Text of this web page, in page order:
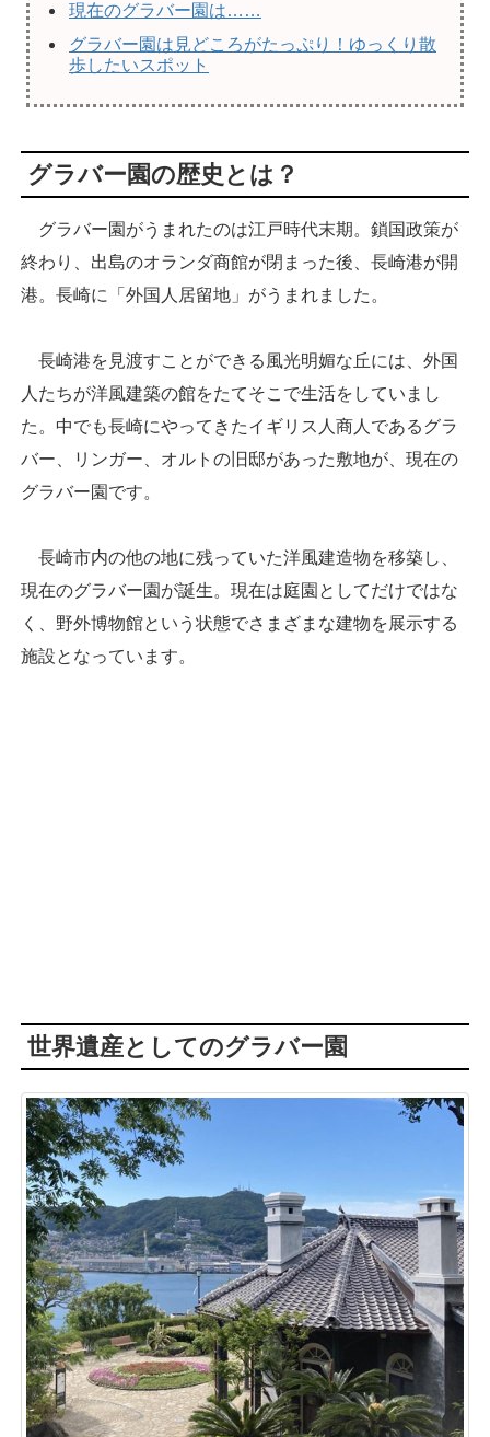
現在のグラバー園は……
グラバー園は見どころがたっぷり！ゆっくり散
歩したいスポット
グラバー園の歴史とは？
グラバー園がうまれたのは江戸時代末期。鎖国政策が
終わり、出島のオランダ商館が閉まった後、長崎港が開
港。長崎に「外国人居留地」がうまれました。
長崎港を見渡すことができる風光明媚な丘には、外国
人たちが洋風建築の館をたてそこで生活をしていまし
た。中でも長崎にやってきたイギリス人商人であるグラ
バー、リンガー、オルトの旧邸があった敷地が、現在の
グラバー園です。
長崎市内の他の地に残っていた洋風建造物を移築し、
現在のグラバー園が誕生。現在は庭園としてだけではな
く、野外博物館という状態でさまざまな建物を展示する
施設となっています。
世界遺産としてのグラバー園